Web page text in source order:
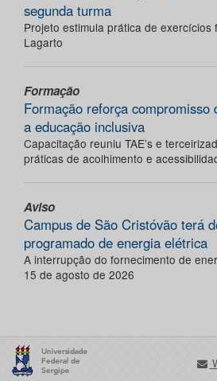
segunda turma
Projeto estimula prática de exercícios
Lagarto
Formação
Formação reforça compromisso
a educação inclusiva
Capacitação reuniu TAE’s e
práticas de acolhimento e
Aviso
Campus de São Cristóvão terá
programado de energia elétrica
A interrupção do fornecimento de
15 de agosto de 2026